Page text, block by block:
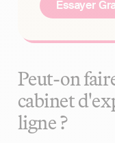
Essayer
Peut-on
cabinet
ligne ?